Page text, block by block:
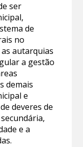
ser
de
no
autarquias
a gestão
demais
e
deveres de
e a